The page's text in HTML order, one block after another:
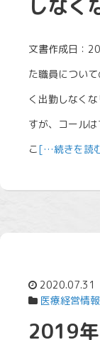
しなく
文書作成日：
た職員につい
く出勤しなく
すが、コール
こ[…続きを読
2020.07.31
医療経営情報
2019